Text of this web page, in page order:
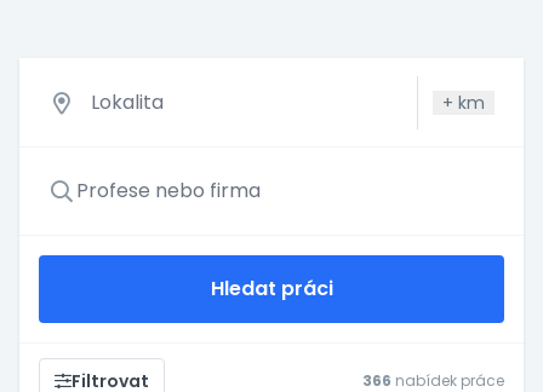
+ km
Hledat práci
Filtrovat 366 nabídek práce